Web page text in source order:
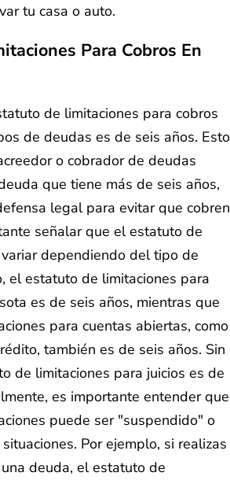
tu casa o auto.
Para Cobros En
de limitaciones para cobros
de deudas es de seis años. Esto
o cobrador de deudas
que tiene más de seis años,
legal para evitar que cobren
señalar que el estatuto de
dependiendo del tipo de
el estatuto de limitaciones para
es de seis años, mientras que
para cuentas abiertas, como
también es de seis años. Sin
de limitaciones para juicios es de
es importante entender que
puede ser "suspendido" o
Por ejemplo, si realizas
deuda, el estatuto de